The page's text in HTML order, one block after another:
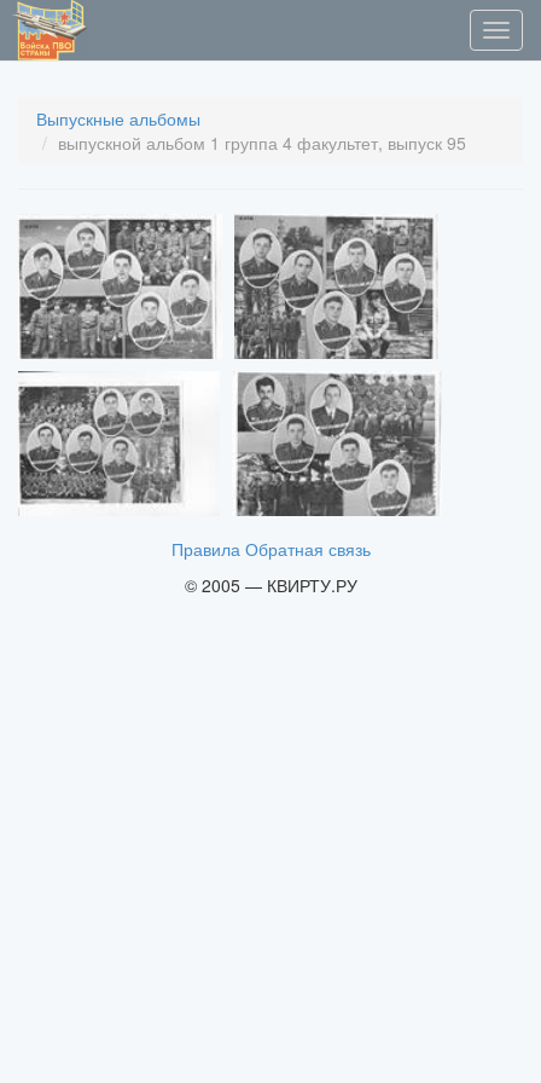
Выпускные альбомы
выпускной альбом 1 группа 4 факультет, выпуск 95
Правила Обратная связь
© 2005 — КВИРТУ.РУ